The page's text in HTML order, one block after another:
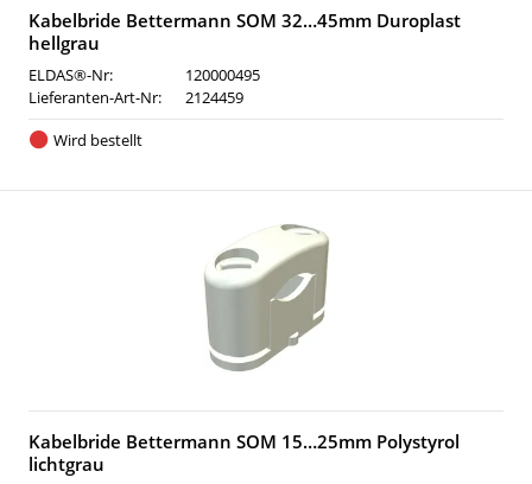
Kabelbride Bettermann SOM 32…45mm Duroplast
hellgrau
ELDAS®-Nr:
120000495
Lieferanten-Art-Nr:
2124459
Wird bestellt
Kabelbride Bettermann SOM 15…25mm Polystyrol
lichtgrau